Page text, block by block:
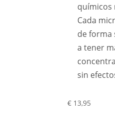
químicos
Cada
de forma
a tener
sin
€ 13,95